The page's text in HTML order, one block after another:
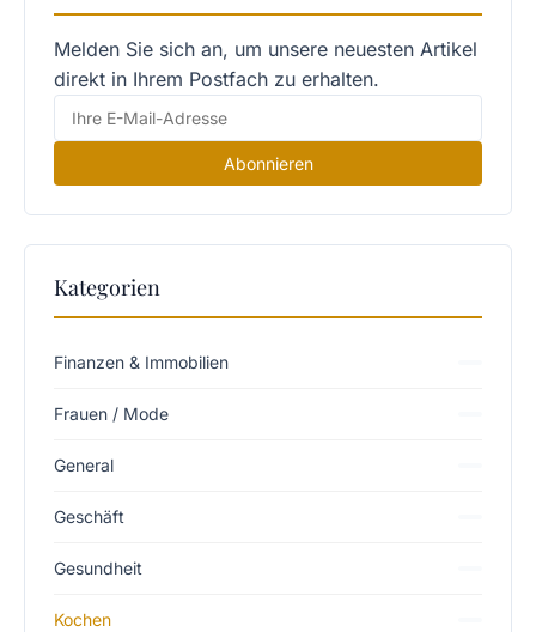
Melden Sie sich an, um unsere neuesten Artikel
direkt in Ihrem Postfach zu erhalten.
Abonnieren
Kategorien
Finanzen & Immobilien
Frauen / Mode
General
Geschäft
Gesundheit
Kochen